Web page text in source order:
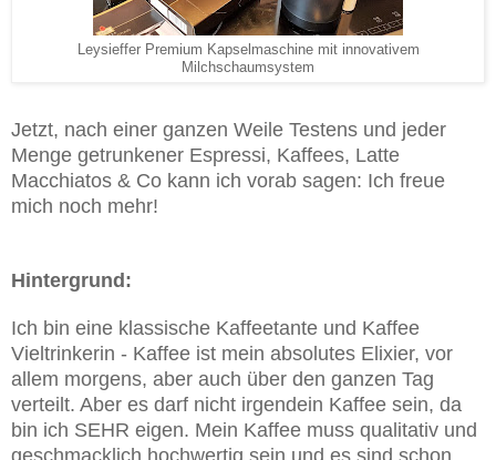
Leysieffer Premium Kapselmaschine mit innovativem
Milchschaumsystem
Jetzt, nach einer ganzen Weile Testens und jeder
Menge getrunkener Espressi, Kaffees, Latte
Macchiatos & Co kann ich vorab sagen: Ich freue
mich noch mehr!
Hintergrund:
Ich bin eine klassische Kaffeetante und Kaffee
Vieltrinkerin - Kaffee ist mein absolutes Elixier, vor
allem morgens, aber auch über den ganzen Tag
verteilt. Aber es darf nicht irgendein Kaffee sein, da
bin ich SEHR eigen. Mein Kaffee muss qualitativ und
geschmacklich hochwertig sein und es sind schon